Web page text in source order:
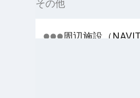
その他
周辺施設（